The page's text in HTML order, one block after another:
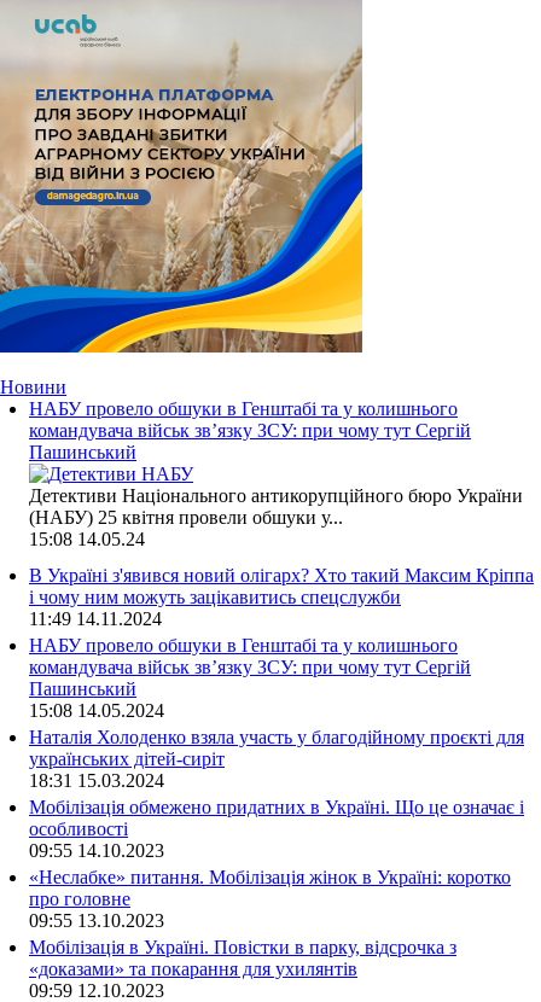
Новини
НАБУ провело обшуки в Генштабі та у колишнього
командувача військ зв’язку ЗСУ: при чому тут Сергій
Пашинський
Детективи Національного антикорупційного бюро України
(НАБУ) 25 квітня провели обшуки у...
15:08 14.05.24
В Україні з'явився новий олігарх? Хто такий Максим Кріппа
і чому ним можуть зацікавитись спецслужби
11:49 14.11.2024
НАБУ провело обшуки в Генштабі та у колишнього
командувача військ зв’язку ЗСУ: при чому тут Сергій
Пашинський
15:08 14.05.2024
Наталія Холоденко взяла участь у благодійному проєкті для
українських дітей-сиріт
18:31 15.03.2024
Мобілізація обмежено придатних в Україні. Що це означає і
особливості
09:55 14.10.2023
«Неслабке» питання. Мобілізація жінок в Україні: коротко
про головне
09:55 13.10.2023
Мобілізація в Україні. Повістки в парку, відсрочка з
«доказами» та покарання для ухилянтів
09:59 12.10.2023